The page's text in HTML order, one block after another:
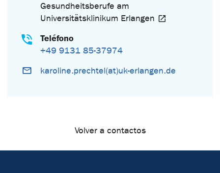
Gesundheitsberufe am
Universitätsklinikum Erlangen
Teléfono
+49 9131 85-37974
karoline.prechtel(at)uk-erlangen.de
Volver a contactos